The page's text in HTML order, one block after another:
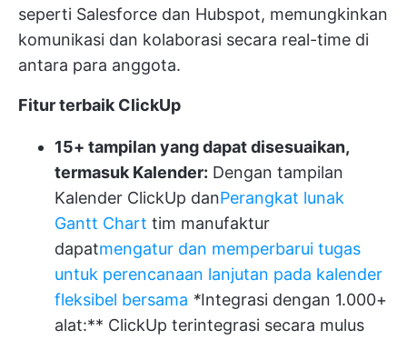
seperti Salesforce dan Hubspot, memungkinkan
komunikasi dan kolaborasi secara real-time di
antara para anggota.
Fitur terbaik ClickUp
15+ tampilan yang dapat disesuaikan,
termasuk Kalender: Dengan tampilan
Kalender ClickUp danPerangkat lunak
Gantt Chart tim manufaktur
dapatmengatur dan memperbarui tugas
untuk perencanaan lanjutan pada kalender
fleksibel bersama *Integrasi dengan 1.000+
alat:** ClickUp terintegrasi secara mulus